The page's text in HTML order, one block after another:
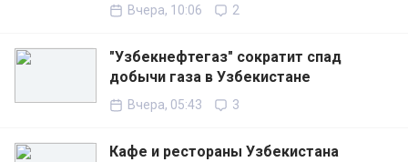
Вчера, 10:06 2
"Узбекнефтегаз" сократит спад
добычи газа в Узбекистане
Вчера, 05:43 3
Кафе и рестораны Узбекистана